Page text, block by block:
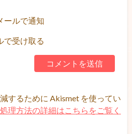
ールで通知
で受け取る
するために Akismet を使ってい
理方法の詳細はこちらをご覧く